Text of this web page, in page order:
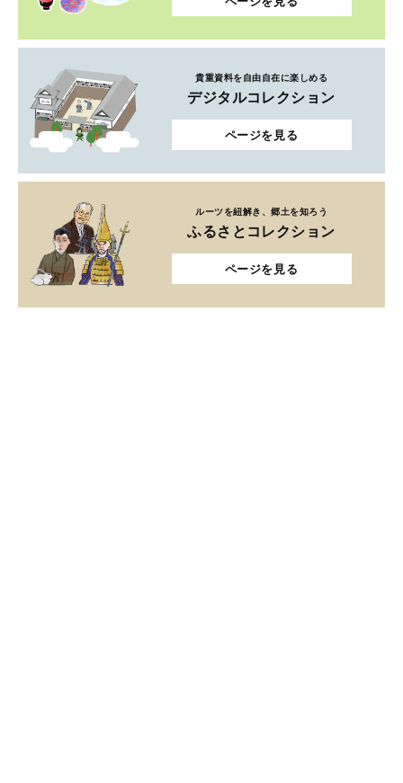
貴重資料を自由自在に楽しめる
デジタルコレクション
ページを見る
ルーツを紐解き、郷土を知ろう
ふるさとコレクション
ページを見る